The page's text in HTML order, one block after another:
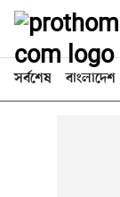
সর্বশেষ বাংলাদেশ